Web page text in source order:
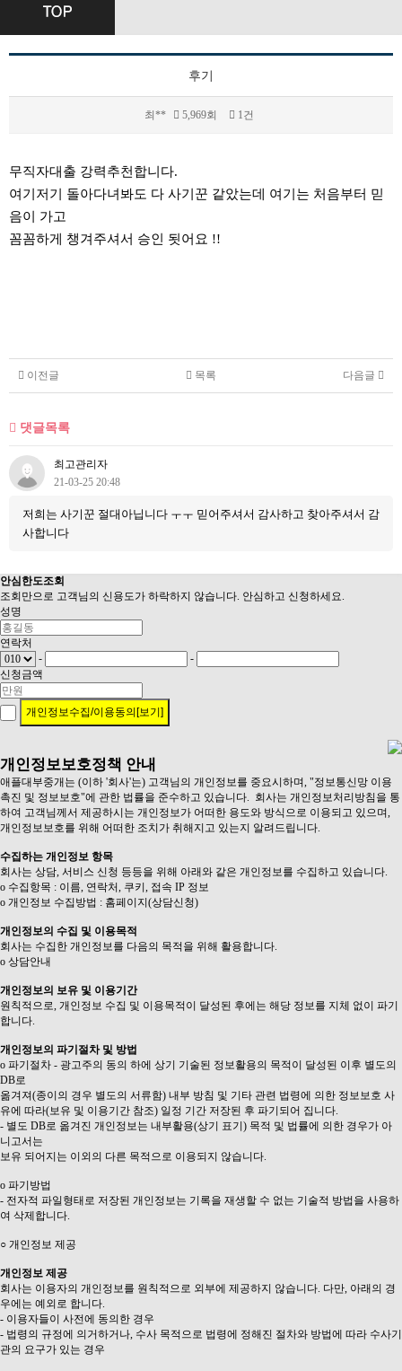
후기
최** 5,969회 1건
무직자대출 강력추천합니다.
여기저기 돌아다녀봐도 다 사기꾼 같았는데 여기는 처음부터 믿
음이 가고
꼼꼼하게 챙겨주셔서 승인 됫어요 !!
이전글 다음글
목록
댓글목록
최고관리자
21-03-25 20:48
저희는 사기꾼 절대아닙니다 ㅜㅜ 믿어주셔서 감사하고 찾아주셔서 감
사합니다
안심 한도조회
조회만으로 고객님의 신용도가 하락하지 않습니다. 안심하고 신청하세요.
성명
연락처
-
-
신청금액
개인정보수집/이용동의[보기]
개인정보보호정책 안내
애플대부중개는 (이하 '회사'는) 고객님의 개인정보를 중요시하며, "정보통신망 이용
촉진 및 정보보호"에 관한 법률을 준수하고 있습니다. 회사는 개인정보처리방침을 통
하여 고객님께서 제공하시는 개인정보가 어떠한 용도와 방식으로 이용되고 있으며,
개인정보보호를 위해 어떠한 조치가 취해지고 있는지 알려드립니다.
수집하는 개인정보 항목
회사는 상담, 서비스 신청 등등을 위해 아래와 같은 개인정보를 수집하고 있습니다.
ο 수집항목 : 이름, 연락처, 쿠키, 접속 IP 정보
ο 개인정보 수집방법 : 홈페이지(상담신청)
개인정보의 수집 및 이용목적
회사는 수집한 개인정보를 다음의 목적을 위해 활용합니다.
ο 상담안내
개인정보의 보유 및 이용기간
원칙적으로, 개인정보 수집 및 이용목적이 달성된 후에는 해당 정보를 지체 없이 파기
합니다.
개인정보의 파기절차 및 방법
ο 파기절차 - 광고주의 동의 하에 상기 기술된 정보활용의 목적이 달성된 이후 별도의
DB로
옮겨져(종이의 경우 별도의 서류함) 내부 방침 및 기타 관련 법령에 의한 정보보호 사
유에 따라(보유 및 이용기간 참조) 일정 기간 저장된 후 파기되어 집니다.
- 별도 DB로 옮겨진 개인정보는 내부활용(상기 표기) 목적 및 법률에 의한 경우가 아
니고서는
보유 되어지는 이외의 다른 목적으로 이용되지 않습니다.
ο 파기방법
- 전자적 파일형태로 저장된 개인정보는 기록을 재생할 수 없는 기술적 방법을 사용하
여 삭제합니다.
○ 개인정보 제공
개인정보 제공
회사는 이용자의 개인정보를 원칙적으로 외부에 제공하지 않습니다. 다만, 아래의 경
우에는 예외로 합니다.
- 이용자들이 사전에 동의한 경우
- 법령의 규정에 의거하거나, 수사 목적으로 법령에 정해진 절차와 방법에 따라 수사기
관의 요구가 있는 경우